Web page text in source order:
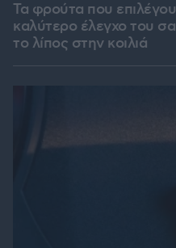
Τα φρούτα που
καλύτερο έλεγχο του
το λίπος στην κοιλιά